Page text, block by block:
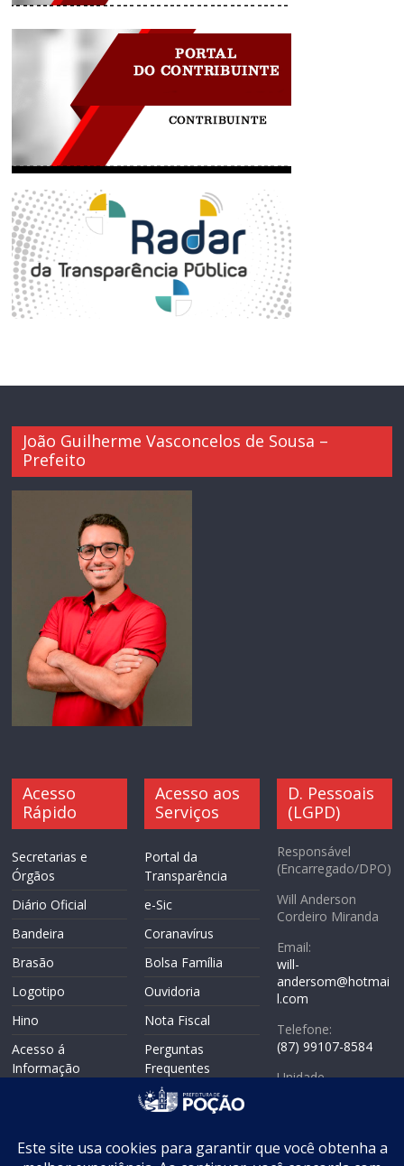
João Guilherme Vasconcelos de Sousa –
Prefeito
Acesso
Rápido
Secretarias e
Órgãos
Diário Oficial
Bandeira
Brasão
Logotipo
Hino
Acesso á
Informação
Acesso aos
Serviços
Portal da
Transparência
e-Sic
Coranavírus
Bolsa Família
Ouvidoria
Nota Fiscal
Perguntas
Frequentes
Politicas de
Privacidade
D. Pessoais
(LGPD)
Responsável
(Encarregado/DPO)
Will Anderson
Cordeiro Miranda
Email:
will-
andersom@hotmai
l.com
Telefone:
(87) 99107-8584
Unidade